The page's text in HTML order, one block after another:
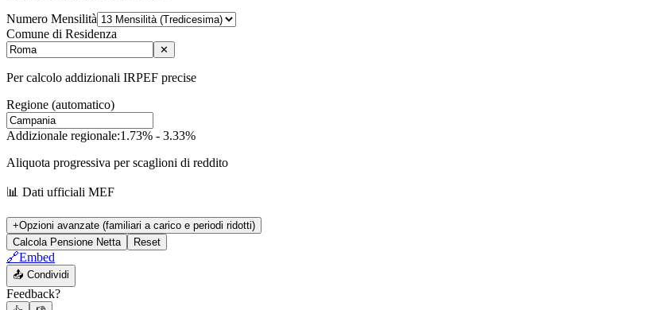
Numero Mensilità
Comune di Residenza
✕
Per calcolo addizionali IRPEF precise
Regione (automatico)
Addizionale regionale:1.73% - 3.33%
Aliquota progressiva per scaglioni di reddito
📊 Dati ufficiali MEF
+Opzioni avanzate (familiari a carico e periodi ridotti)
Calcola Pensione Netta
Reset
🔗Embed
📤 Condividi
Feedback?